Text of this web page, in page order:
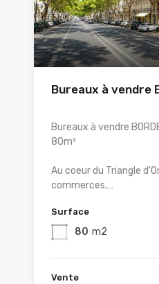
Bureaux à vendre
Bureaux à vendre
80m²
Au coeur du Triangle
commerces,…
Surface
80 m2
Vente